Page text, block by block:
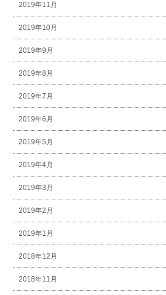
2019年11月
2019年10月
2019年9月
2019年8月
2019年7月
2019年6月
2019年5月
2019年4月
2019年3月
2019年2月
2019年1月
2018年12月
2018年11月